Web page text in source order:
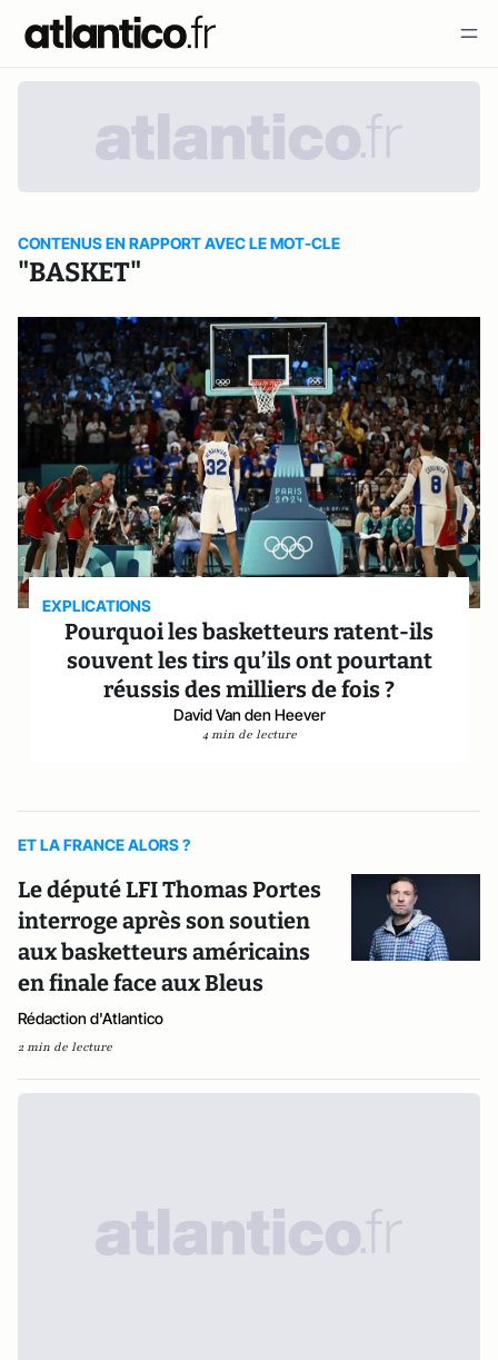
CONTENUS EN RAPPORT AVEC LE MOT-CLE
"BASKET"
EXPLICATIONS
Pourquoi les basketteurs ratent-ils
souvent les tirs qu’ils ont pourtant
réussis des milliers de fois ?
David Van den Heever
4 min de lecture
ET LA FRANCE ALORS ?
Le député LFI Thomas Portes
interroge après son soutien
aux basketteurs américains
en finale face aux Bleus
Rédaction d'Atlantico
2 min de lecture